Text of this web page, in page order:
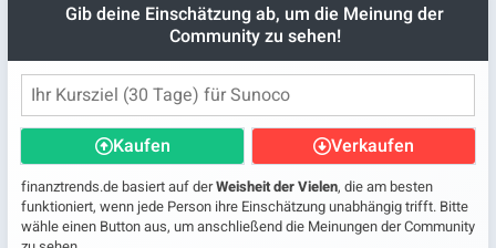
Gib deine Einschätzung ab, um die Meinung der
Community zu sehen!
Kaufen Verkaufen
finanztrends.de basiert auf derWeisheit der Vielen, die am besten
funktioniert, wenn jede Person ihre Einschätzung unabhängig trifft. Bitte
wähle einen Button aus, um anschließend die Meinungen der Community